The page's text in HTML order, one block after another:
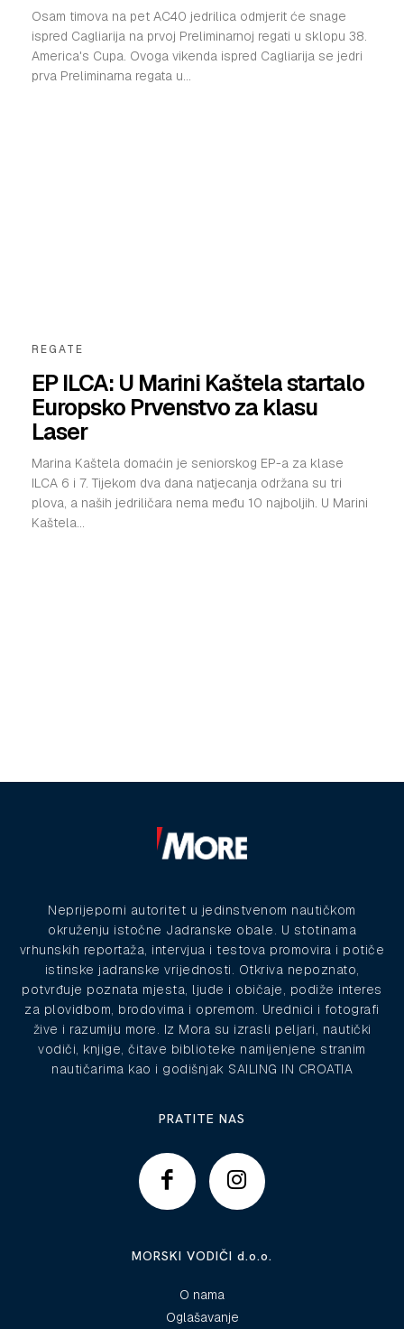
Osam timova na pet AC40 jedrilica odmjerit će snage
ispred Cagliarija na prvoj Preliminarnoj regati u sklopu 38.
America's Cupa. Ovoga vikenda ispred Cagliarija se jedri
prva Preliminarna regata u...
REGATE
EP ILCA: U Marini Kaštela startalo
Europsko Prvenstvo za klasu
Laser
Marina Kaštela domaćin je seniorskog EP-a za klase
ILCA 6 i 7. Tijekom dva dana natjecanja održana su tri
plova, a naših jedriličara nema među 10 najboljih. U Marini
Kaštela...
Neprijeporni autoritet u jedinstvenom nautičkom
okruženju istočne Jadranske obale. U stotinama
vrhunskih reportaža, intervjua i testova promovira i potiče
istinske jadranske vrijednosti. Otkriva nepoznato,
potvrđuje poznata mjesta, ljude i običaje, podiže interes
za plovidbom, brodovima i opremom. Urednici i fotografi
žive i razumiju more. Iz Mora su izrasli peljari, nautički
vodiči, knjige, čitave biblioteke namijenjene stranim
nautičarima kao i godišnjak SAILING IN CROATIA
PRATITE NAS
MORSKI VODIČI d.o.o.
O nama
Oglašavanje